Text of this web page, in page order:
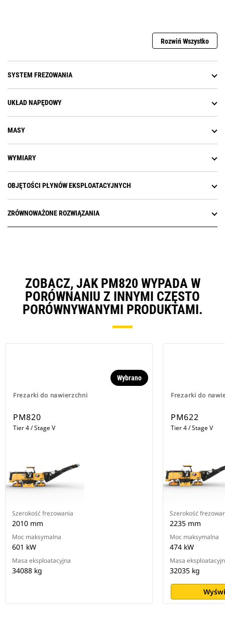
Rozwiń Wszystko
SYSTEM FREZOWANIA
UKŁAD NAPĘDOWY
MASY
WYMIARY
OBJĘTOŚCI PŁYNÓW EKSPLOATACYJNYCH
ZRÓWNOWAŻONE ROZWIĄZANIA
ZOBACZ, JAK PM820 WYPADA W
PORÓWNANIU Z INNYMI CZĘSTO
PORÓWNYWANYMI PRODUKTAMI.
Frezarki do nawierzchni
Wybrano
PM820
Tier 4 / Stage V
Szerokość frezowania
2010 mm
Moc maksymalna
601 kW
Masa eksploatacyjna
34088 kg
Frezarki do
PM622
Tier 4 / Stage V
Szerokość
2235 mm
Moc maksymalna
474 kW
Masa
32035 kg